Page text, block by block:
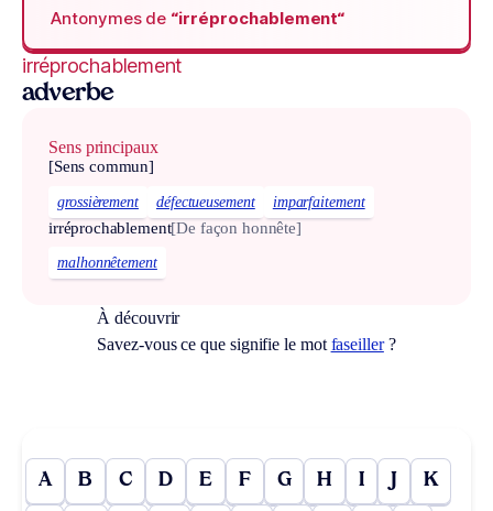
Antonymes de “irréprochablement“
irréprochablement
adverbe
Sens principaux
[Sens commun]
grossièrement défectueusement imparfaitement
irréprochablement[De façon honnête]
malhonnêtement
À découvrir
Savez-vous ce que signifie le mot faseiller?
A B C D E F G H I J K